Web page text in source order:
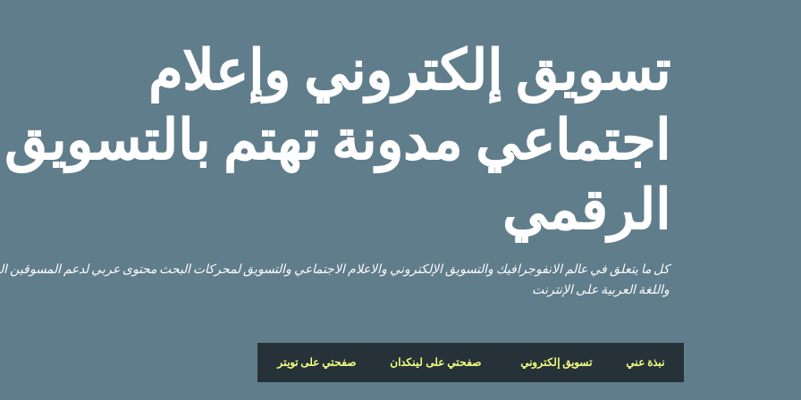
تسويق إلكتروني وإعلام
اجتماعي مدونة تهتم بالتسويق
الرقمي
كل ما يتعلق في عالم الانفوجرافيك والتسويق الإلكتروني والاعلام الاجتماعي والتسويق لمحركات البحث محتوى عربي لدعم المسوقين
واللغة العربية على الإنترنت
نبذة عني تسويق إلكتروني صفحتي على لينكدان صفحتي على تويتر